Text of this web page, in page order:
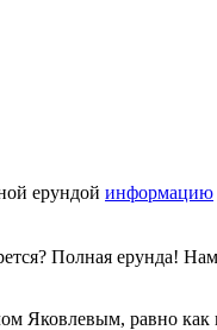
ерундой информацию
Полная
Яковлевым, равно